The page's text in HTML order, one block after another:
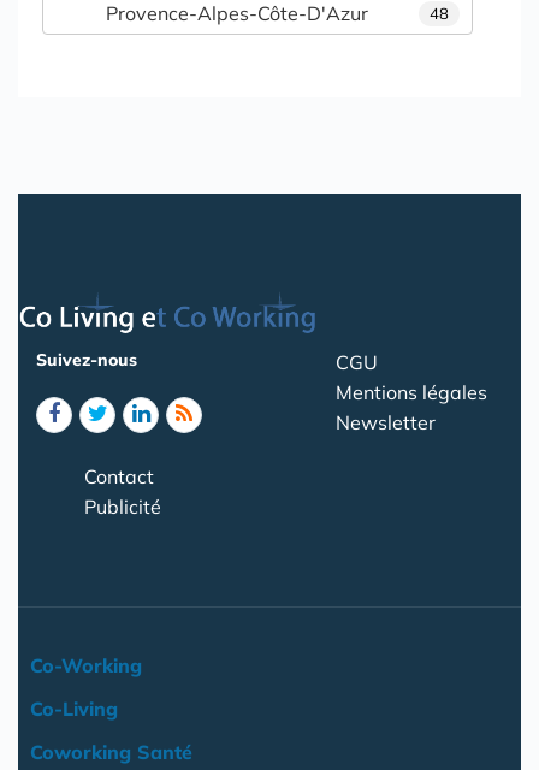
48
Provence-Alpes-Côte-D'Azur
Suivez-nous
CGU
Mentions légales
Newsletter
Contact
Publicité
Co-Working
Co-Living
Coworking Santé